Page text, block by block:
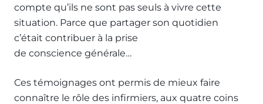
compte qu’ils ne sont pas seuls à vivre cette
situation. Parce que partager son quotidien
c’était contribuer à la prise
de conscience générale…
Ces témoignages ont permis de mieux faire
connaître le rôle des infirmiers, aux quatre coins